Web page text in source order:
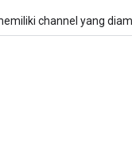
channel yang